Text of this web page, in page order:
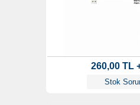
260,00 TL
Stok